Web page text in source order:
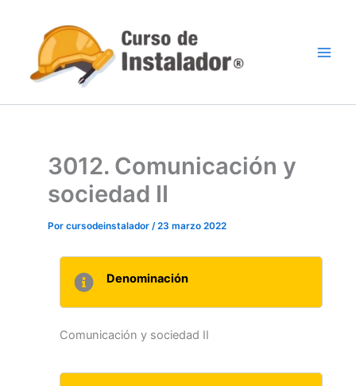
contenido
3012. Comunicación y
sociedad II
Por cursodeinstalador /23 marzo 2022
Denominación
Comunicación y sociedad II